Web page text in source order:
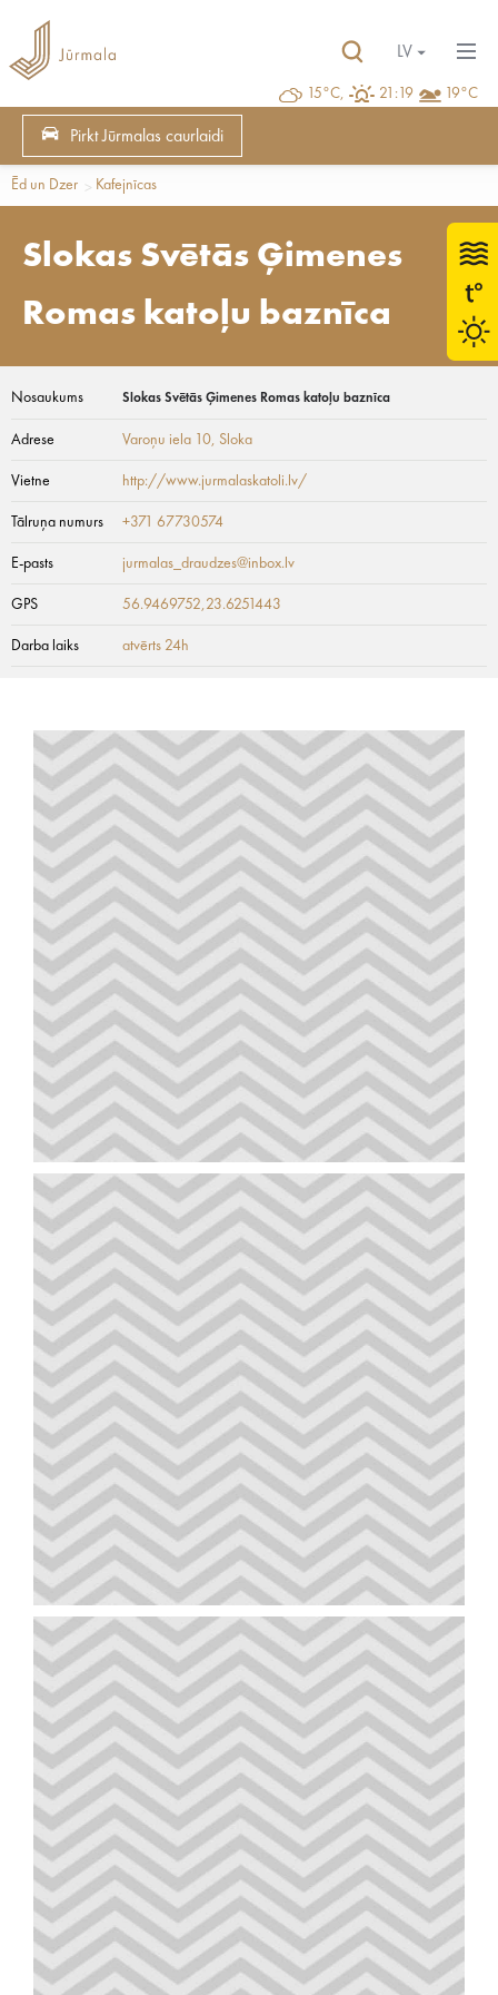
15°C, 21:19 19°C
LV
Pirkt Jūrmalas caurlaidi
Ēd un Dzer Kafejnīcas
Slokas Svētās Ģimenes
Romas katoļu baznīca
Nosaukums Slokas Svētās Ģimenes Romas katoļu baznīca
Adrese Varoņu iela 10, Sloka
Vietne http://www.jurmalaskatoli.lv/
Tālruņa numurs +371 67730574
E-pasts jurmalas_draudzes@inbox.lv
GPS 56.9469752,23.6251443
Darba laiks atvērts 24h